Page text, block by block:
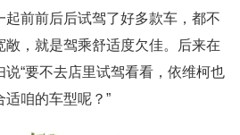
前前后后试驾了好多款车，都不
敞，就是驾乘舒适度欠佳。后来在
“要不去店里试驾看看，依维柯也
咱的车型呢？”